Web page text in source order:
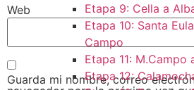
Etapa 9: Cella a
Etapa 10: Santa
Campo​
Etapa 11: M.Campo
Etapa 12:
Web
Guarda mi nombre, correo